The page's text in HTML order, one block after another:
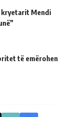
kryetarit Mendi
të emërohen